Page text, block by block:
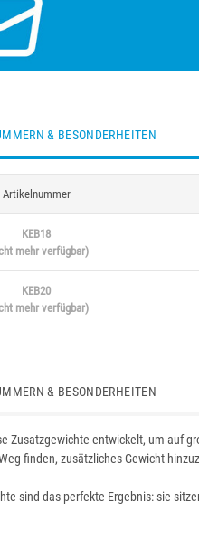
& BESONDERHEITEN
Artikelnummer
KEB18
mehr verfügbar)
KEB20
mehr verfügbar)
& BESONDERHEITEN
Zusatzgewichte entwickelt, um auf
finden, zusätzliches Gewicht
sind das perfekte Ergebnis: sie